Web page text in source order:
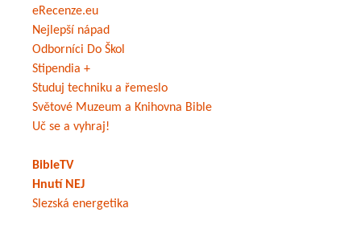
eRecenze.eu
Nejlepší nápad
Odborníci Do Škol
Stipendia +
Studuj techniku a řemeslo
Světové Muzeum a Knihovna Bible
Uč se a vyhraj!
BibleTV
Hnutí NEJ
Slezská energetika